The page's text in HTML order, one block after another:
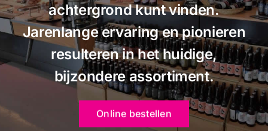
Gourmet
Contact
achtergrond kunt vinden.
Jarenlange ervaring en pionieren
resulteren in het huidige,
bijzondere assortiment.
Online bestellen